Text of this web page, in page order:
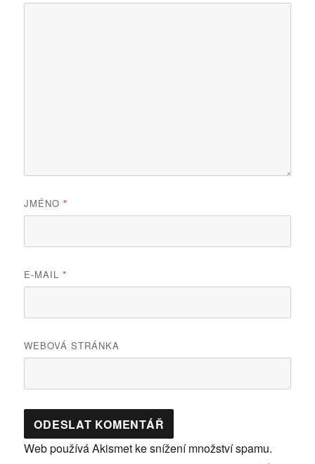
JMÉNO*
E-MAIL*
WEBOVÁ STRÁNKA
Web používá Akismet ke snížení množství spamu.